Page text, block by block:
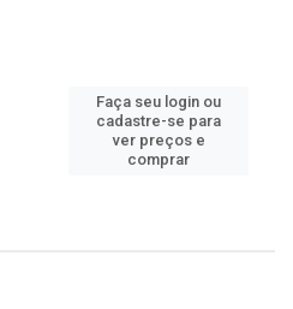
Faça seu login ou
cadastre-se para
ver preços e
comprar